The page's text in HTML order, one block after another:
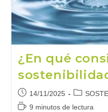
¿En qué
Publicación
de
14/11/2025
Categoría
de
Tiempo9 minutos de lectura